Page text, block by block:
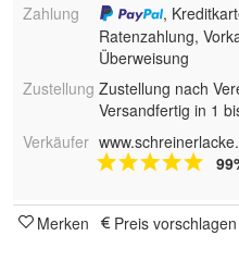
Zahlung
,
Ratenzahlung,
Überweisung
Zustellung Zustellung nach
Versandfertig in 1
Verkäufer
Merken Preis vorschlagen